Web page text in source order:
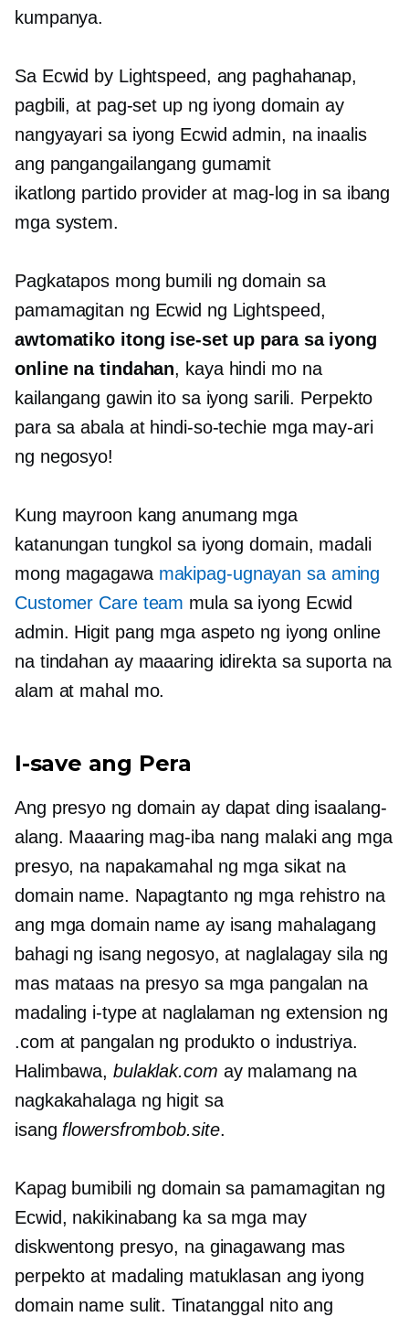
kumpanya.
Sa Ecwid by Lightspeed, ang paghahanap,
pagbili, at pag-set up ng iyong domain ay
nangyayari sa iyong Ecwid admin, na inaalis
ang pangangailangang gumamit
ikatlong partidoprovider at mag-log in sa ibang
mga system.
Pagkatapos mong bumili ng domain sa
pamamagitan ng Ecwid ng Lightspeed,
awtomatiko itong ise-set up para sa iyong
online na tindahan, kaya hindi mo na
kailangang gawin ito sa iyong sarili. Perpekto
para sa abala at hindi-so-techiemga may-ari
ng negosyo!
Kung mayroon kang anumang mga
katanungan tungkol sa iyong domain, madali
mong magagawa makipag-ugnayan sa aming
Customer Care team mula sa iyong Ecwid
admin. Higit pang mga aspeto ng iyong online
na tindahan ay maaaring idirekta sa suporta na
alam at mahal mo.
I-save ang Pera
Ang presyo ng domain ay dapat ding isaalang-
alang. Maaaring mag-iba nang malaki ang mga
presyo, na napakamahal ng mga sikat na
domain name. Napagtanto ng mga rehistro na
ang mga domain name ay isang mahalagang
bahagi ng isang negosyo, at naglalagay sila ng
mas mataas na presyo sa mga pangalan na
madaling i-type at naglalaman ng extension ng
.com at pangalan ng produkto o industriya.
Halimbawa, bulaklak.com ay malamang na
nagkakahalaga ng higit sa
isang flowersfrombob.site.
Kapag bumibili ng domain sa pamamagitan ng
Ecwid, nakikinabang ka sa mga may
diskwentong presyo, na ginagawang mas
perpekto at madaling matuklasan ang iyong
domain name sulit. Tinatanggal nito ang